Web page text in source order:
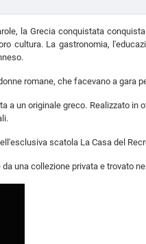
la Grecia conquistata
cultura. La gastronomia,
romane, che facevano a gara
a un originale greco. Realizzato
scatola La Casa del
una collezione privata e trovato